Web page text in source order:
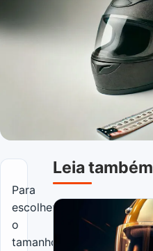
Para
escolher
o
tamanho
Leia também
Abrir o artigo: